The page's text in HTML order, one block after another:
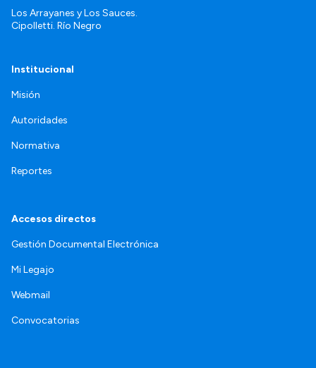
Los Arrayanes y Los Sauces.
Cipolletti. Río Negro
Institucional
Misión
Autoridades
Normativa
Reportes
Accesos directos
Gestión Documental Electrónica
Mi Legajo
Webmail
Convocatorias